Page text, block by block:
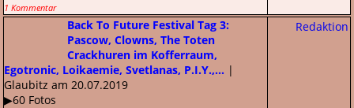
1 Kommentar
Redaktion
Back To Future Festival Tag 3:
Pascow, Clowns, The Toten
Crackhuren im Kofferraum,
Egotronic, Loikaemie, Svetlanas, P.I.Y.,... |
Glaubitz am 20.07.2019
▶60 Fotos